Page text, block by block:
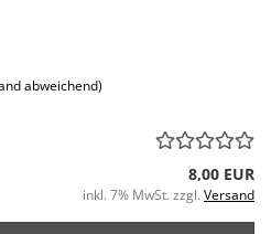
abweichend)
8,00 EUR
inkl. 7% MwSt. zzgl. Versand